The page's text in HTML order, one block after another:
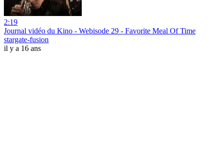
2:19
Journal vidéo du Kino - Webisode 29 - Favorite Meal Of Time
stargate-fusion
il y a 16 ans